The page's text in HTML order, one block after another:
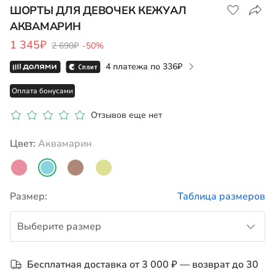
ШОРТЫ ДЛЯ ДЕВОЧЕК КЕЖУАЛ
АКВАМАРИН
1 345₽ 2 690₽ -50%
4 платежа по 336
Оплата бонусами
Отзывов еще нет
Цвет: аквамарин
Размер: Таблица размеров
Выберите размер
104Бесплатная доставка от 3 000 ₽ — возврат до 30